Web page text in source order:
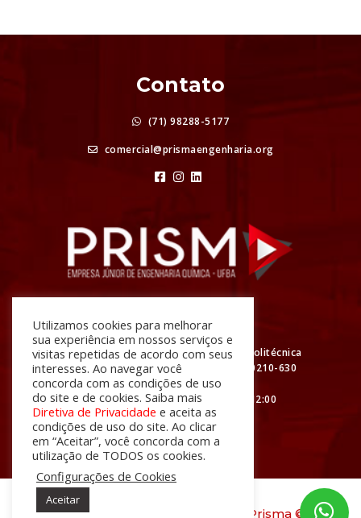
Contato
(71) 98288-5177
comercial@prismaengenharia.org
Atendimento
R. Prof. Aristídes Novis, Nº 2 Escola Politécnica
da UFBA - Federação, Salvador - BA, 40210-630
De segunda à sexta das 08:00 às 12:00
e das 13:00 às 18:00
desenvolvido com Prisma © 2026
Utilizamos cookies para melhorar
sua experiência em nossos serviços e
visitas repetidas de acordo com seus
interesses. Ao navegar você
concorda com as condições de uso
do site e de cookies. Saiba mais
Diretiva de Privacidade e aceita as
condições de uso do site. Ao clicar
em “Aceitar”, você concorda com a
utilização de TODOS os cookies.
Configurações de Cookies
Aceitar